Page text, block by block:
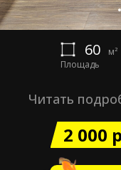
60
Площадь
м²
Читать
2 000